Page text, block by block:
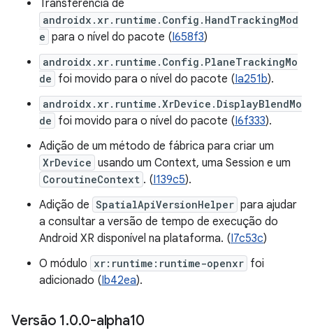
Transferência de
androidx.xr.runtime.Config.HandTrackingMod
e para o nível do pacote (I658f3)
androidx.xr.runtime.Config.PlaneTrackingMo
de foi movido para o nível do pacote (Ia251b).
androidx.xr.runtime.XrDevice.DisplayBlendMo
de foi movido para o nível do pacote (I6f333).
Adição de um método de fábrica para criar um
XrDevice usando um Context, uma Session e um
CoroutineContext . (I139c5).
Adição de SpatialApiVersionHelper para ajudar
a consultar a versão de tempo de execução do
Android XR disponível na plataforma. (I7c53c)
O módulo xr:runtime:runtime-openxr foi
adicionado (Ib42ea).
Versão 1.0.0-alpha10